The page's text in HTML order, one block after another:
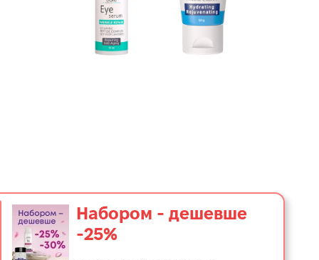
Набором - дешевше
-25%